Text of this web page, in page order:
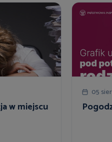
w miejscu
05